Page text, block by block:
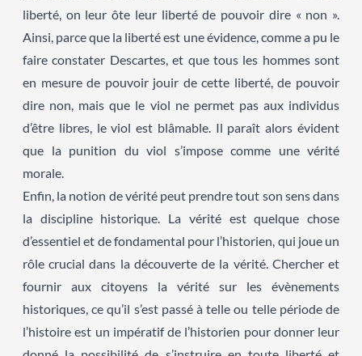
liberté, on leur ôte leur liberté de pouvoir dire « non ».
Ainsi, parce que la liberté est une évidence, comme a pu le
faire constater Descartes, et que tous les hommes sont
en mesure de pouvoir jouir de cette liberté, de pouvoir
dire non, mais que le viol ne permet pas aux individus
d’être libres, le viol est blâmable. Il paraît alors évident
que la punition du viol s’impose comme une vérité
morale.
Enfin, la notion de vérité peut prendre tout son sens dans
la discipline historique. La vérité est quelque chose
d’essentiel et de fondamental pour l’historien, qui joue un
rôle crucial dans la découverte de la vérité. Chercher et
fournir aux citoyens la vérité sur les évènements
historiques, ce qu’il s’est passé à telle ou telle période de
l’histoire est un impératif de l’historien pour donner leur